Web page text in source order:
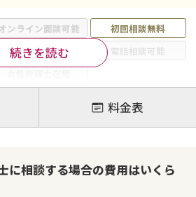
ンライン面談可能
初回相談無料
19時以降電話可能
電話相談可能
離婚調停
離婚裁判
国際離婚
養育費問題
続きを読む
料金表
に相談する場合の費用はいくら